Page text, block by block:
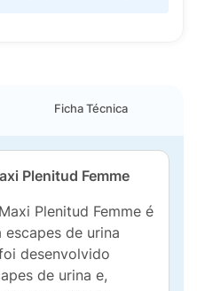
Ficha Técnica
Plenitud Femme
Plenitud Femme é
de urina
desenvolvido
de urina e,